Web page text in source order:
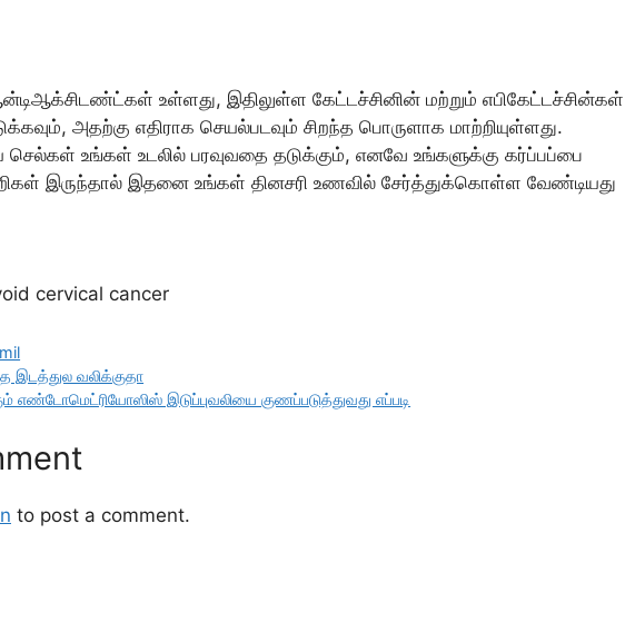
உள்ளது, இதிலுள்ள கேட்டச்சினின் மற்றும் எபிகேட்டச்சின்கள்
அதற்கு எதிராக செயல்படவும் சிறந்த பொருளாக மாற்றியுள்ளது.
செல்கள் உங்கள் உடலில் பரவுவதை தடுக்கும், எனவே உங்களுக்கு கர்ப்பப்பை
இருந்தால் இதனை உங்கள் தினசரி உணவில் சேர்த்துக்கொள்ள வேண்டியது
cervical cancer
இடத்துல வலிக்குதா
இடுப்புவலியை குணப்படுத்துவது எப்படி
to post a comment.